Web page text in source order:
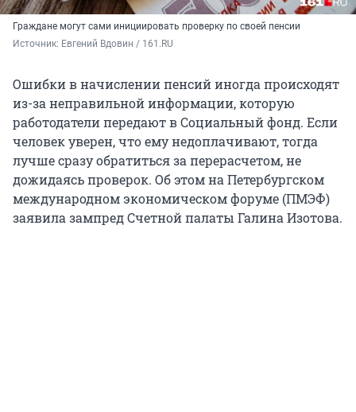
Граждане могут сами инициировать проверку по своей пенсии
Источник: Евгений Вдовин / 161.RU
Ошибки в начислении пенсий иногда происходят
из-за неправильной информации, которую
работодатели передают в Социальный фонд. Если
человек уверен, что ему недоплачивают, тогда
лучше сразу обратиться за перерасчетом, не
дожидаясь проверок. Об этом на Петербургском
международном экономическом форуме (ПМЭФ)
заявила зампред Счетной палаты Галина Изотова.